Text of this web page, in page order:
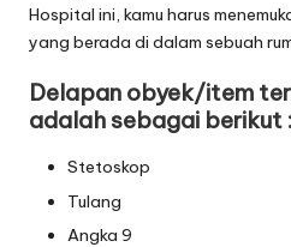
Hospital ini, kamu harus
yang berada di dalam sebuah
Delapan obyek/item
adalah sebagai berikut :
Stetoskop
Tulang
Angka 9